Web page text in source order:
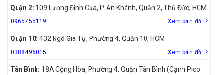
Quận 2: 109 Lương Định Của, P. An Khánh, Quận 2, Thủ Đức, HCM
0965755119 Xem bản đồ
Quận 10: 432 Ngô Gia Tự, Phường 4, Quận 10, HCM
0388496015 Xem bản đồ
Tân Bình: 18A Cộng Hòa, Phường 4, Quận Tân Bình (Cạnh Pico